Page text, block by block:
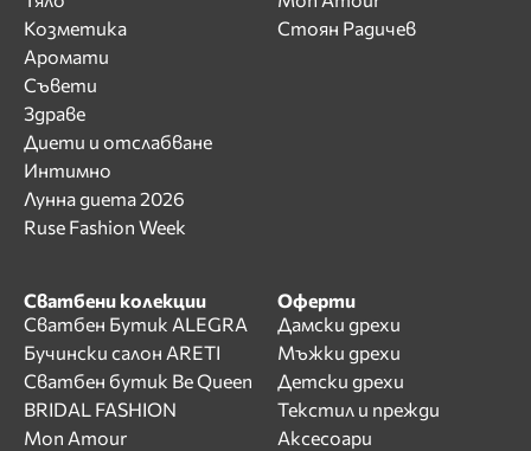
Козметика
Аромати
Съвети
Здраве
Диети и отслабване
Интимно
Лунна диета 2026
Ruse Fashion Week
Стоян Радичев
Сватбени колекции
Сватбен Бутик ALEGRA
Бучински салон ARETI
Сватбен бутик Be Queen
BRIDAL FASHION
Mon Amour
Оферти
Дамски дрехи
Мъжки дрехи
Детски дрехи
Текстил и прежди
Аксесоари